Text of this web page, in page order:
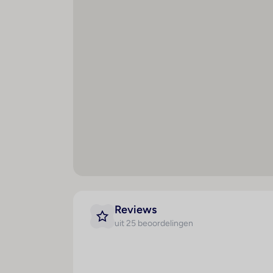
Sauna : 1
Massage : 1
Reviews
uit 25 beoordelingen